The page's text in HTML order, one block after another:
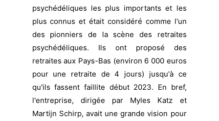
psychédéliques les plus importants et les
plus connus et était considéré comme l'un
des pionniers de la scène des retraites
psychédéliques. Ils ont proposé des
retraites aux Pays-Bas (environ 6 000 euros
pour une retraite de 4 jours) jusqu'à ce
qu'ils fassent faillite début 2023. En bref,
l'entreprise, dirigée par Myles Katz et
Martijn Schirp, avait une grande vision pour